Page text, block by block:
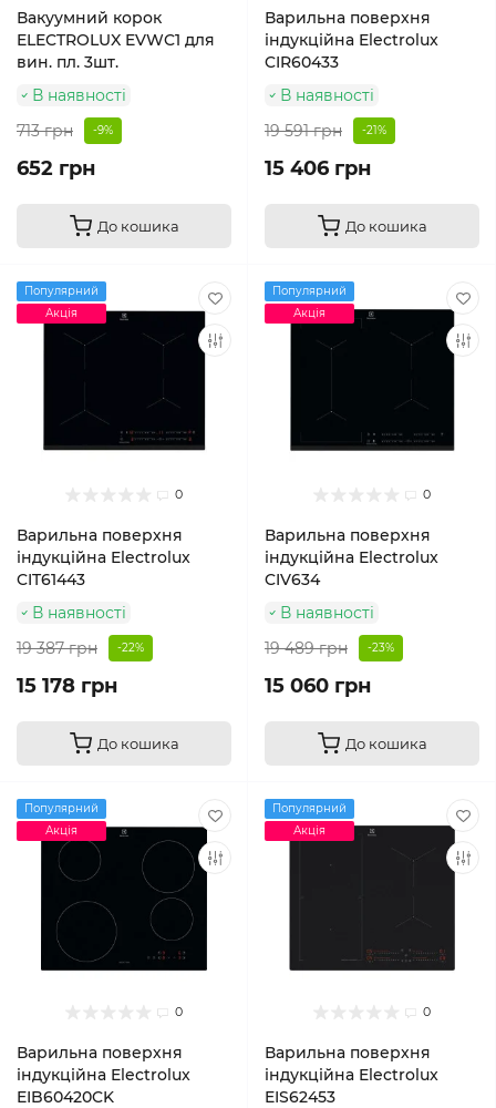
Вакуумний корок
ELECTROLUX EVWC1 для
вин. пл. 3шт.
В наявності
713 грн
-9%
652 грн
До кошика
Варильна поверхня
індукційна Electrolux
CIR60433
В наявності
19 591 грн
-21%
15 406 грн
До кошика
Популярний
Акція
0
Варильна поверхня
індукційна Electrolux
CIT61443
В наявності
19 387 грн
-22%
15 178 грн
До кошика
Популярний
Акція
0
Варильна поверхня
індукційна Electrolux
CIV634
В наявності
19 489 грн
-23%
15 060 грн
До кошика
Популярний
Акція
0
Варильна поверхня
індукційна Electrolux
EIB60420CK
Популярний
Акція
0
Варильна поверхня
індукційна Electrolux
EIS62453